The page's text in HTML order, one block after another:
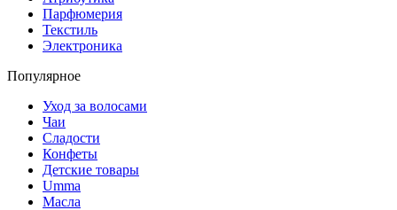
Парфюмерия
Текстиль
Электроника
Популярное
Уход за волосами
Чаи
Сладости
Конфеты
Детские товары
Umma
Масла